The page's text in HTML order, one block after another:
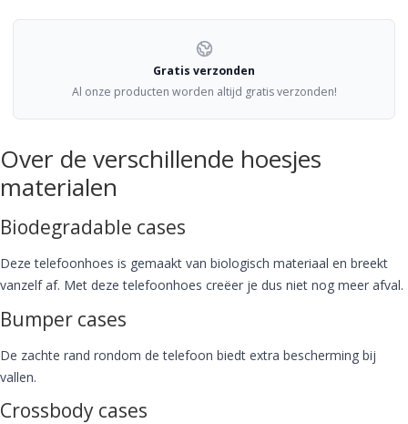
Gratis verzonden
Al onze producten worden altijd gratis verzonden!
Over de verschillende hoesjes
materialen
Biodegradable cases
Deze telefoonhoes is gemaakt van biologisch materiaal en breekt
vanzelf af. Met deze telefoonhoes creëer je dus niet nog meer afval.
Bumper cases
De zachte rand rondom de telefoon biedt extra bescherming bij
vallen.
Crossbody cases